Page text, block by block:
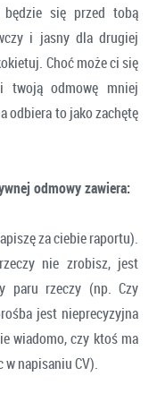
się przed tobą
i jasny dla drugiej
Choć może ci się
twoją odmowę mniej
odbiera to jako zachętę
odmowy zawiera:
za ciebie raportu).
nie zrobisz, jest
paru rzeczy (np. Czy
jest nieprecyzyjna
wiadomo, czy ktoś ma
w napisaniu CV).